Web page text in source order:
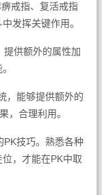
戒指、复活戒指
发挥关键作用。
提供额外的属性加
，能够提供额外的
，合理利用。
PK技巧。熟悉各种
，才能在PK中取